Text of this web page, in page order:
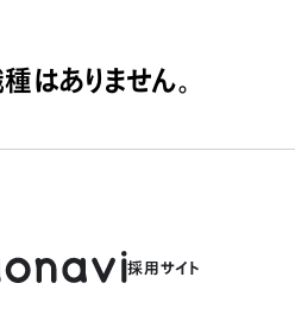
はありません。